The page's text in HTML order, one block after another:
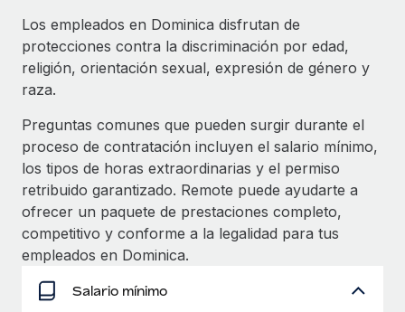
Comprobaciones de antecedentes
Simplifica los procesos de cribado de candidatos.
Adelántate a los riesgos de cumplimiento
normativo.
Gestión de dispositivos
Proporciona dispositivos tecnológicos y contrólalos
en todo el mundo.
Apertura de entidades
Abre entidades conforme a la legalidad enseguida.
BLOG
Nómina global
EOR y PEO
Contractor Management
Impuestos
Explora el blog
BLOG
Novedades de producto de Remote:
Los empleados en Dominica disfrutan de
protecciones contra la discriminación por edad,
religión, orientación sexual, expresión de género y
raza.
Preguntas comunes que pueden surgir durante el
proceso de contratación incluyen el salario mínimo,
los tipos de horas extraordinarias y el permiso
retribuido garantizado. Remote puede ayudarte a
ofrecer un paquete de prestaciones completo,
competitivo y conforme a la legalidad para tus
empleados en Dominica.
Salario mínimo